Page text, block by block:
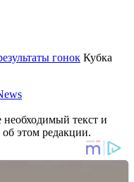
гонок Кубка
текст и
этом редакции.